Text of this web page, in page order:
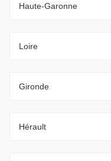
Haute-Garonne
Loire
Gironde
Hérault